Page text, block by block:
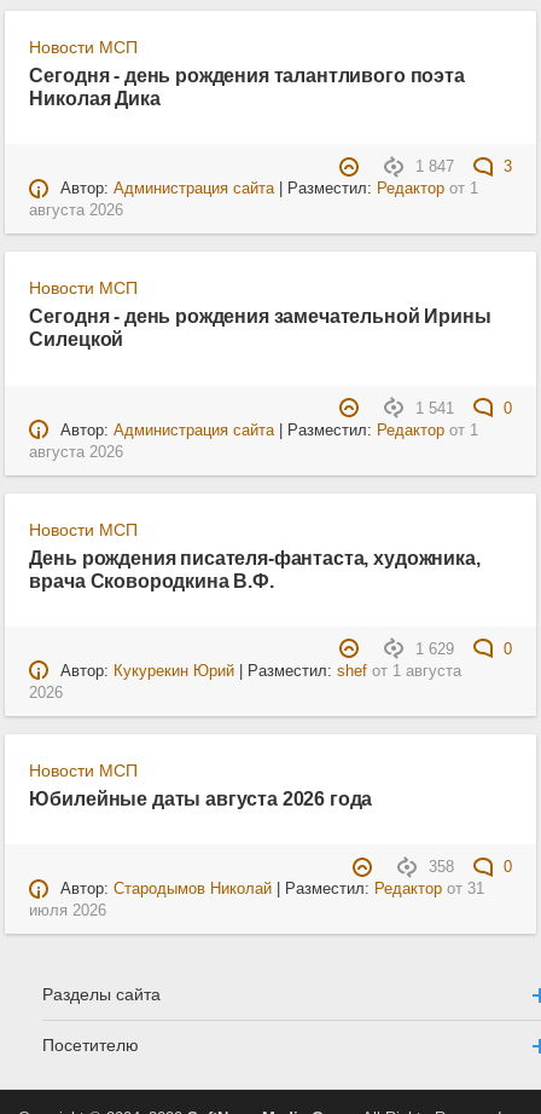
Новости МСП
Сегодня - день рождения талантливого поэта
Николая Дика
1 847
3
Автор: Администрация сайта| Разместил: Редакторот 1
августа 2026
Новости МСП
Сегодня - день рождения замечательной Ирины
Силецкой
1 541
0
Автор: Администрация сайта| Разместил: Редакторот 1
августа 2026
Новости МСП
День рождения писателя-фантаста, художника,
врача Сковородкина В.Ф.
1 629
0
Автор: Кукурекин Юрий| Разместил: shefот 1 августа
2026
Новости МСП
Юбилейные даты августа 2026 года
358
0
Автор: Стародымов Николай| Разместил: Редакторот 31
июля 2026
Разделы сайта
Посетителю